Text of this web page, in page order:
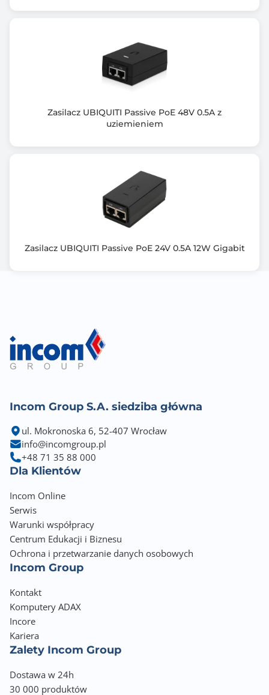
Zasilacz UBIQUITI Passive PoE 48V 0.5A z
uziemieniem
Zasilacz UBIQUITI Passive PoE 24V 0.5A 12W Gigabit
Incom Group S.A. siedziba główna
ul. Mokronoska 6, 52-407 Wrocław
info@incomgroup.pl
+48 71 35 88 000
Dla Klientów
Incom Online
Serwis
Warunki współpracy
Centrum Edukacji i Biznesu
Ochrona i przetwarzanie danych osobowych
Incom Group
Kontakt
Komputery ADAX
Incore
Kariera
Zalety Incom Group
Dostawa w 24h
30 000 produktów